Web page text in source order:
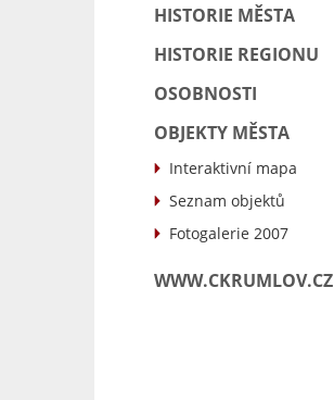
HISTORIE MĚSTA
HISTORIE REGIONU
OSOBNOSTI
OBJEKTY MĚSTA
Interaktivní mapa
Seznam objektů
Fotogalerie 2007
WWW.CKRUMLOV.CZ